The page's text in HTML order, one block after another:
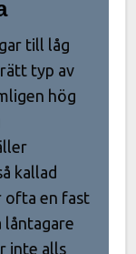
till låg
typ av
hög
kallad
ofta en fast
låntagare
inte alls